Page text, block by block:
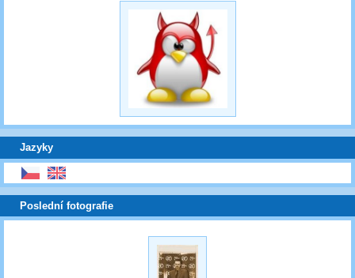
Jazyky
Poslední fotografie